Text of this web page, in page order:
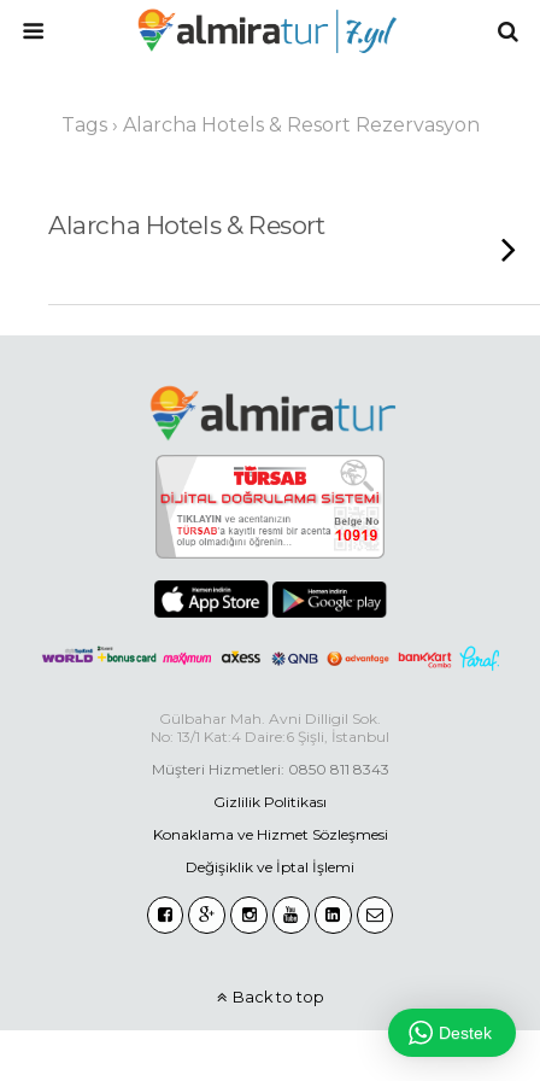
Tags › Alarcha Hotels & Resort Rezervasyon
Alarcha Hotels & Resort
Gülbahar Mah. Avni Dilligil Sok.
No: 13/1 Kat:4 Daire:6 Şişli, İstanbul
Müşteri Hizmetleri: 0850 811 8343
Gizlilik Politikası
Konaklama ve Hizmet Sözleşmesi
Değişiklik ve İptal İşlemi
Back to top
Destek